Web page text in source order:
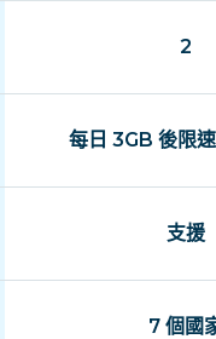
2
每日 3GB 後限
支援
7 個國